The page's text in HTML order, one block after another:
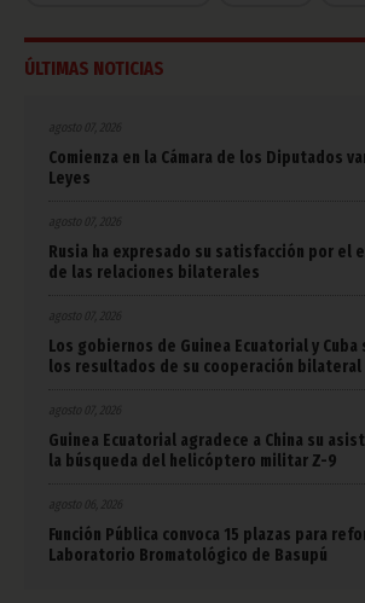
ÚLTIMAS NOTICIAS
agosto 07, 2026
Comienza en la Cámara de los Diputados
Leyes
agosto 07, 2026
Rusia ha expresado su satisfacción por el
de las relaciones bilaterales
agosto 07, 2026
Los gobiernos de Guinea Ecuatorial y
los resultados de su cooperación bilateral
agosto 07, 2026
Guinea Ecuatorial agradece a China su
la búsqueda del helicóptero militar Z-9
agosto 06, 2026
Función Pública convoca 15 plazas para
Laboratorio Bromatológico de Basupú